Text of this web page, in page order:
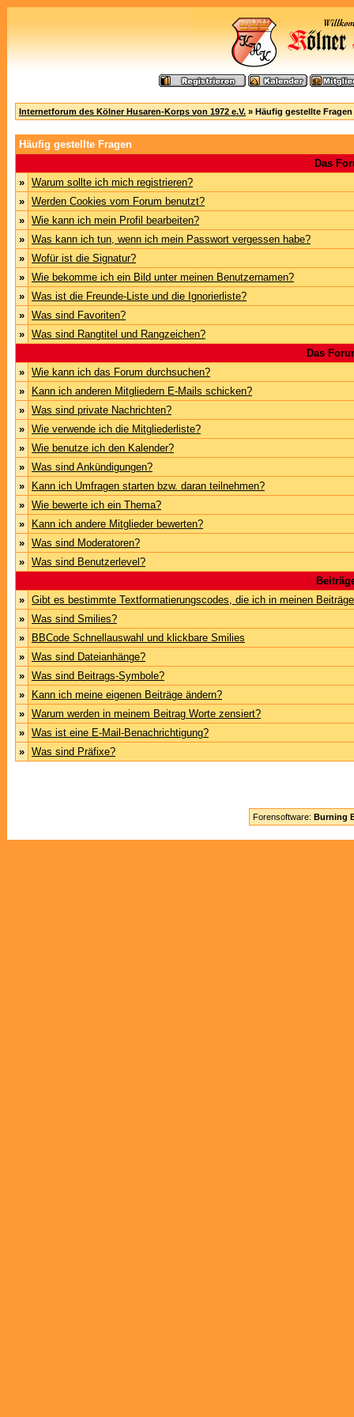
Internetforum des Kölner Husaren-Korps von 1972 e.V. » Häufig gestellte Fragen
Häufig gestellte Fragen
Das
» Warum sollte ich mich registrieren?
» Werden Cookies vom Forum benutzt?
» Wie kann ich mein Profil bearbeiten?
» Was kann ich tun, wenn ich mein Passwort vergessen habe?
» Wofür ist die Signatur?
» Wie bekomme ich ein Bild unter meinen Benutzernamen?
» Was ist die Freunde-Liste und die Ignorierliste?
» Was sind Favoriten?
» Was sind Rangtitel und Rangzeichen?
Das
» Wie kann ich das Forum durchsuchen?
»
Kann ich anderen Mitgliedern E-Mails schicken?
» Was sind private Nachrichten?
» Wie verwende ich die Mitgliederliste?
» Wie benutze ich den Kalender?
» Was sind Ankündigungen?
»
Kann ich Umfragen starten bzw. daran teilnehmen?
» Wie bewerte ich ein Thema?
»
Kann ich andere Mitglieder bewerten?
» Was sind Moderatoren?
» Was sind Benutzerlevel?
» Gibt es bestimmte Textformatierungscodes, die ich in meinen
» Was sind Smilies?
»
BBCode Schnellauswahl und klickbare Smilies
» Was sind Dateianhänge?
» Was sind Beitrags-Symbole?
»
Kann ich meine eigenen Beiträge ändern?
» Warum werden in meinem Beitrag Worte zensiert?
» Was ist eine E-Mail-Benachrichtigung?
» Was sind Präfixe?
Forensoftware: Burning